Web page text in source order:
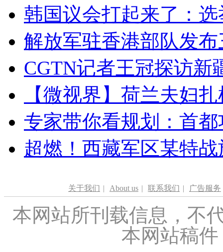
韩国议会打起来了：
解放军驻香港部队发
CGTN记者王冠探访新
【微视界】荷兰夫妇
专家带你看规划：首
超燃！西藏军区某特
关于我们 | About us | 联系我们 | 广告服务
本网站所刊载信息，不
本网站稿